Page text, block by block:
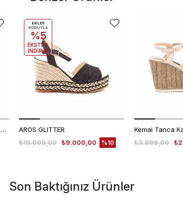
Rouge Kadın Termo Taban Vegan Cırt Bantlı Bej Sandalet 1001
AROS GLITTER
₺9.000,00
₺10.000,00 %10
EKLE5
KODUYLA
%5
EKSTRA
İNDİRİM
₺3.998,00
Son Baktığınız Ürünler